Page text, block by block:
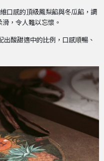
口感的頂級鳳梨餡與冬瓜餡，調
，令人難以忘懷。
出酸甜適中的比例，口感順暢、